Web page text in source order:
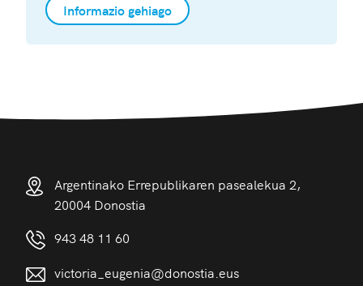
Informazio gehiago
Argentinako Errepublikaren pasealekua 2,
20004 Donostia
943 48 11 60
victoria_eugenia@donostia.eus